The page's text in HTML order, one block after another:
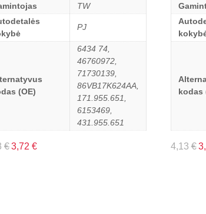
TW
PJ
(OE)
6434 74,
46760972,
71730139,
86VB17K624AA,
171.955.651,
6153469,
431.955.651
€3,72 €
kodas
4,13€